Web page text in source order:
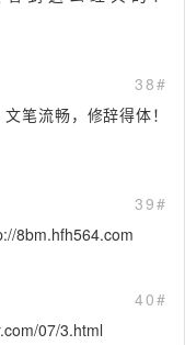
38#
笔流畅，修辞得体！
39#
8bm.hfh564.com
40#
07/3.html